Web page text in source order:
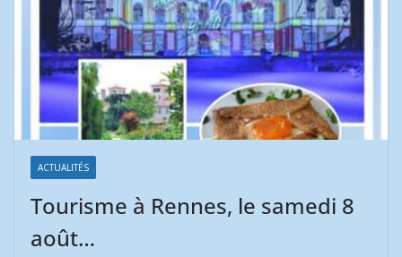
ACTUALITÉS
Tourisme à Rennes, le samedi 8
août…